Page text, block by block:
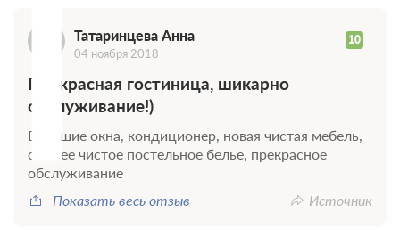
Татаринцева Анна 10
04 ноября 2018
Прекрасная гостиница, шикарно
обслуживание!)
Большие окна, кондиционер, новая чистая мебель,
свежее чистое постельное белье, прекрасное
обслуживание
Показать весь отзыв
Источник